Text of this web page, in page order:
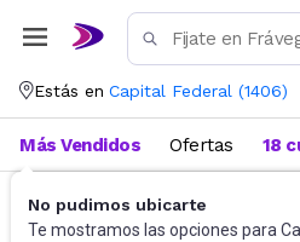
Estás en Capital Federal (1406)
No pudimos ubicarte
Te mostramos las opciones para
Más Vendidos Ofertas 18
Artículos de Librería y Papelería